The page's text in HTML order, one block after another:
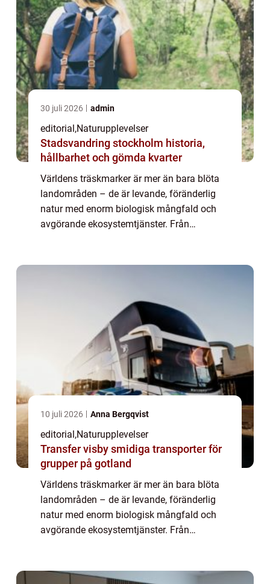
30 juli 2026 admin
editorial,Naturupplevelser
Stadsvandring stockholm historia,
hållbarhet och gömda kvarter
Världens träskmarker är mer än bara blöta
landområden – de är levande, föränderlig
natur med enorm biologisk mångfald och
avgörande ekosystemtjänster. Från
10 juli 2026 Anna Bergqvist
editorial,Naturupplevelser
Transfer visby smidiga transporter för
grupper på gotland
Världens träskmarker är mer än bara blöta
landområden – de är levande, föränderlig
natur med enorm biologisk mångfald och
avgörande ekosystemtjänster. Från